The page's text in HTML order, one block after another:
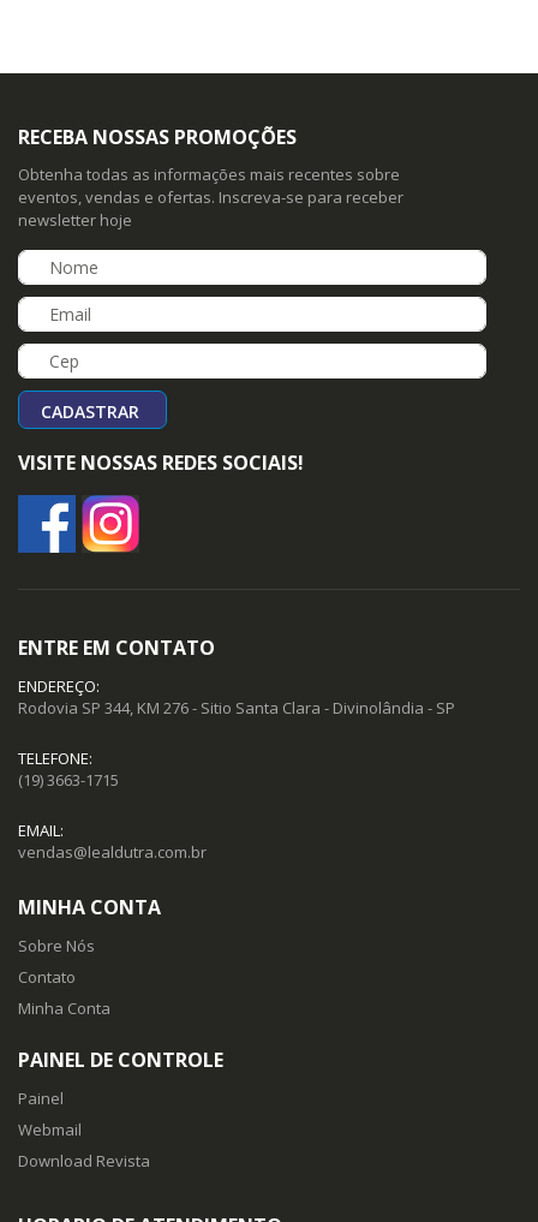
RECEBA NOSSAS PROMOÇÕES
Obtenha todas as informações mais recentes sobre
eventos, vendas e ofertas. Inscreva-se para receber
newsletter hoje
CADASTRAR
VISITE NOSSAS REDES SOCIAIS!
ENTRE EM CONTATO
ENDEREÇO:
Rodovia SP 344, KM 276 - Sitio Santa Clara - Divinolândia - SP
TELEFONE:
(19) 3663-1715
EMAIL:
vendas@lealdutra.com.br
MINHA CONTA
Sobre Nós
Contato
Minha Conta
PAINEL DE CONTROLE
Painel
Webmail
Download Revista